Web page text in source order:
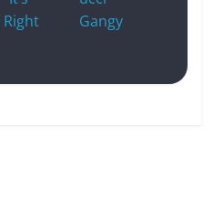
Right
Gangy